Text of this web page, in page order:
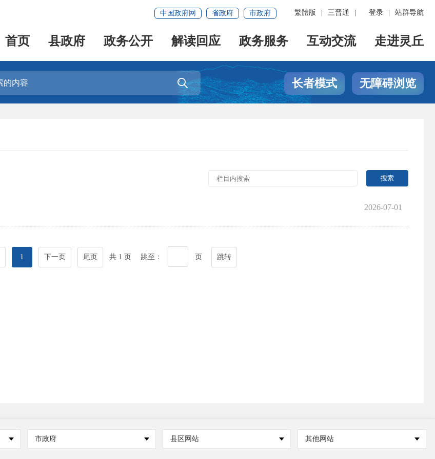
登录 站群导航
繁體版 三晋通
中国政府网 省政府 市政府
首页 县政府 政务公开 解读回应 政务服务 互动交流 走进灵丘
 长者模式 无障碍浏览
2026-07-01
1 下一页 尾页 共 1 页 跳至： 页 跳转
市政府 县区网站 其他网站